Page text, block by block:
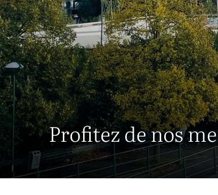
Profitez de nos